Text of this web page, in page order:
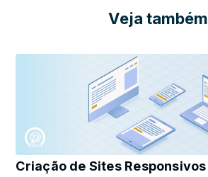
Veja também
Criação de Sites Responsivos